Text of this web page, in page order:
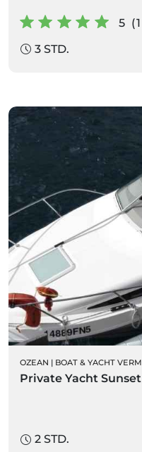
5
3 STD.
OZEAN | BOAT & YACHT
Private Yacht
2 STD.